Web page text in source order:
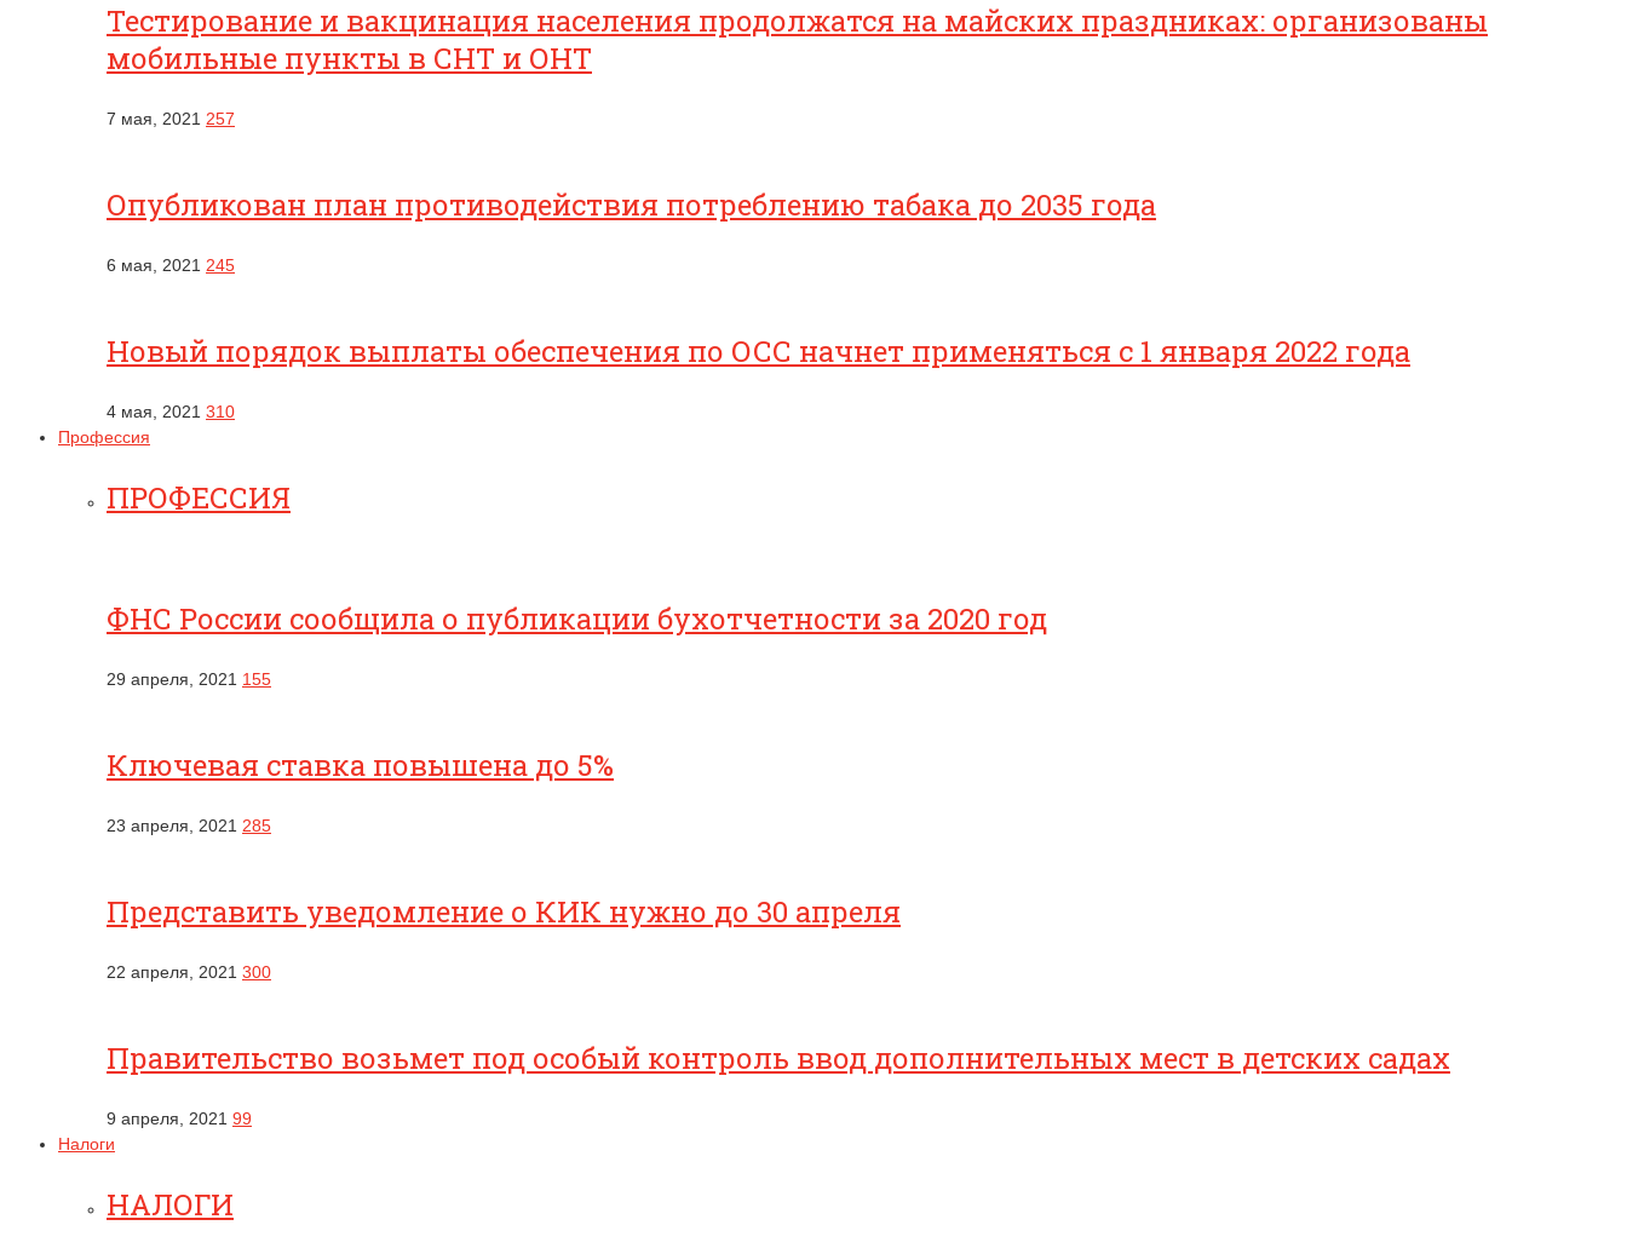
Тестирование и вакцинация населения продолжатся на майских праздниках: организованы
мобильные пункты в СНТ и ОНТ
7 мая, 2021 257
Опубликован план противодействия потреблению табака до 2035 года
6 мая, 2021 245
Новый порядок выплаты обеспечения по ОСС начнет применяться с 1 января 2022 года
4 мая, 2021 310
Профессия
ПРОФЕССИЯ
ФНС России сообщила о публикации бухотчетности за 2020 год
29 апреля, 2021 155
Ключевая ставка повышена до 5%
23 апреля, 2021 285
Представить уведомление о КИК нужно до 30 апреля
22 апреля, 2021 300
Правительство возьмет под особый контроль ввод дополнительных мест в детских садах
9 апреля, 2021 99
Налоги
НАЛОГИ